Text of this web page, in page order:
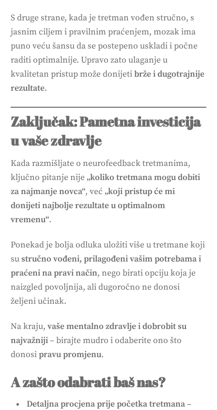
S druge strane, kada je tretman vođen stručno, s
jasnim ciljem i pravilnim praćenjem, mozak ima
puno veću šansu da se postepeno uskladi i počne
raditi optimalnije. Upravo zato ulaganje u
kvalitetan pristup može donijetibrže i dugotrajnije
rezultate.
Zaključak: Pametna investicija
u vaše zdravlje
Kada razmišljate o neurofeedback tretmanima,
ključno pitanje nije„koliko tretmana mogu dobiti
za najmanje novca“, već„koji pristup će mi
donijeti najbolje rezultate u optimalnom
vremenu“.
Ponekad je bolja odluka uložiti više u tretmane koji
sustručno vođeni, prilagođeni vašim potrebama i
praćeni na pravi način, nego birati opciju koja je
naizgled povoljnija, ali dugoročno ne donosi
željeni učinak.
Na kraju,vaše mentalno zdravlje i dobrobit su
najvažniji– birajte mudro i odaberite ono što
donosipravu promjenu.
A zašto odabrati baš nas?
Detaljna procjena prije početka tretmana–